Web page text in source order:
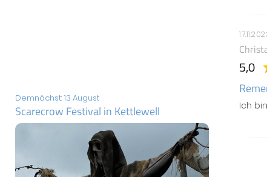
Demnächst: 13 August
Scarecrow Festival in Kettlewell
5,0
Ich